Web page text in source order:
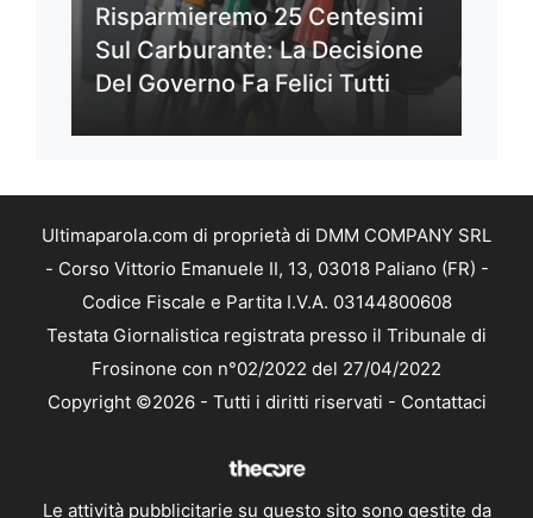
Risparmieremo 25 Centesimi
Sul Carburante: La Decisione
Del Governo Fa Felici Tutti
Ultimaparola.com di proprietà di DMM COMPANY SRL
- Corso Vittorio Emanuele II, 13, 03018 Paliano (FR) -
Codice Fiscale e Partita I.V.A. 03144800608
Testata Giornalistica registrata presso il Tribunale di
Frosinone con n°02/2022 del 27/04/2022
Copyright ©2026 - Tutti i diritti riservati - Contattaci
Le attività pubblicitarie su questo sito sono gestite da